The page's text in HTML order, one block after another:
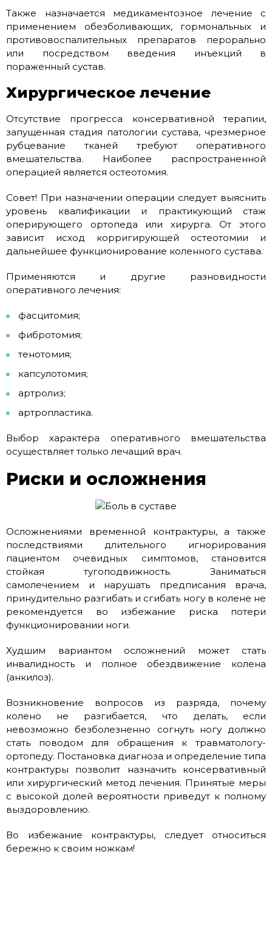
Также назначается медикаментозное лечение с
применением обезболивающих, гормональных и
противовоспалительных препаратов перорально
или посредством введения инъекций в
пораженный сустав.
Хирургическое лечение
Отсутствие прогресса консервативной терапии,
запущенная стадия патологии сустава, чрезмерное
рубцевание тканей требуют оперативного
вмешательства. Наиболее распространенной
операцией является остеотомия.
Совет! При назначении операции следует выяснить
уровень квалификации и практикующий стаж
оперирующего ортопеда или хирурга. От этого
зависит исход корригирующей остеотомии и
дальнейшее функционирование коленного сустава.
Применяются и другие разновидности
оперативного лечения:
фасцитомия;
фибротомия;
тенотомия;
капсулотомия;
артролиз;
артропластика.
Выбор характера оперативного вмешательства
осуществляет только лечащий врач.
Риски и осложнения
Осложнениями временной контрактуры, а также
последствиями длительного игнорирования
пациентом очевидных симптомов, становится
стойкая тугоподвижность. Заниматься
самолечением и нарушать предписания врача,
принудительно разгибать и сгибать ногу в колене не
рекомендуется во избежание риска потери
функционировании ноги.
Худшим вариантом осложнений может стать
инвалидность и полное обездвижение колена
(анкилоз).
Возникновение вопросов из разряда, почему
колено не разгибается, что делать, если
невозможно безболезненно согнуть ногу должно
стать поводом для обращения к травматологу-
ортопеду. Постановка диагноза и определение типа
контрактуры позволит назначить консервативный
или хирургический метод лечения. Принятые меры
с высокой долей вероятности приведут к полному
выздоровлению.
Во избежание контрактуры, следует относиться
бережно к своим ножкам!